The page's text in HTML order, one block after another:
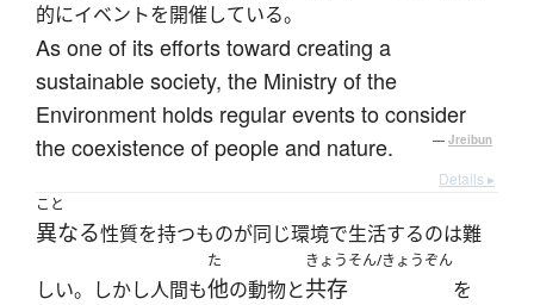
的にイベントを開催している。
As one of its efforts toward creating a
sustainable society, the Ministry of the
Environment holds regular events to consider
the coexistence of people and nature.
— Jreibun
Details ▸
こと
異なる性質を持つものが同じ環境で生活するのは難
しい。しかし人間も
た
他の動物と
きょうそん/きょうぞん
共存 を